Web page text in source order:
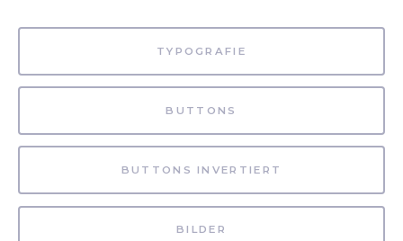
TYPOGRAFIE
BUTTONS
BUTTONS INVERTIERT
BILDER